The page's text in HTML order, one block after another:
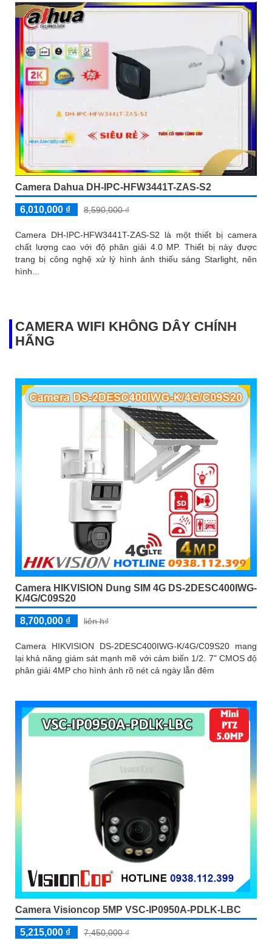
Camera Dahua DH-IPC-HFW3441T-ZAS-S2
6,010,000 ₫ 8,590,000 ₫
Camera DH-IPC-HFW3441T-ZAS-S2 là một thiết bị camera
chất lượng cao với độ phân giải 4.0 MP. Thiết bị này được
trang bị công nghệ xử lý hình ảnh thiếu sáng Starlight, nên
hình...
CAMERA WIFI KHÔNG DÂY CHÍNH
HÃNG
Camera HIKVISION Dung SIM 4G DS-2DESC400IWG-
K/4G/C09S20
8,700,000 ₫ liên h₫
Camera HIKVISION DS-2DESC400IWG-K/4G/C09S20 mang
lại khả năng giám sát mạnh mẽ với cảm biến 1/2. 7" CMOS độ
phân giải 4MP cho hình ảnh rõ nét cả ngày lẫn đêm
Camera Visioncop 5MP VSC-IP0950A-PDLK-LBC
5,215,000 ₫ 7,450,000 ₫